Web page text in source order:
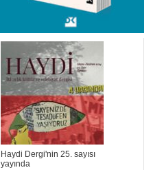
Haydi Dergi'nin 25. sayısı
yayında